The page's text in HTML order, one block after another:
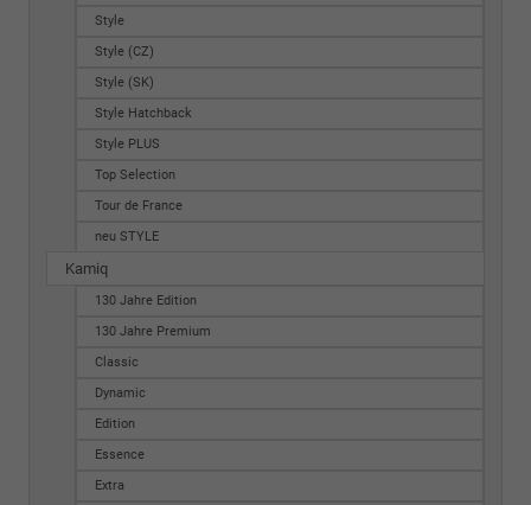
Style
Style (CZ)
Style (SK)
Style Hatchback
Style PLUS
Top Selection
Tour de France
neu STYLE
Kamiq
130 Jahre Edition
130 Jahre Premium
Classic
Dynamic
Edition
Essence
Extra